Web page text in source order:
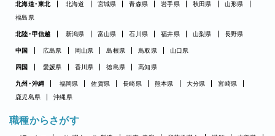
北海道・東北 北海道 宮城県 青森県 岩手県 秋田県
山形県
福島県
北陸・甲信越 新潟県 富山県 石川県 福井県 山梨県 長野県
中国 広島県 岡山県 島根県 鳥取県 山口県
四国 愛媛県 香川県 徳島県 高知県
九州・沖縄 福岡県 佐賀県 長崎県 熊本県 大分県
宮崎県
鹿児島県
沖縄県
職種からさがす